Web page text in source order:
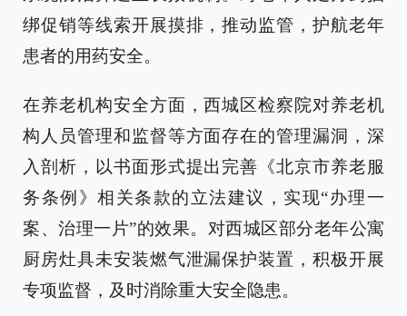
绑促销等线索开展摸排，推动监管，护航老年
患者的用药安全。
在养老机构安全方面，西城区检察院对养老机
构人员管理和监督等方面存在的管理漏洞，深
入剖析，以书面形式提出完善《北京市养老服
务条例》相关条款的立法建议，实现“办理一
案、治理一片”的效果。对西城区部分老年公寓
厨房灶具未安装燃气泄漏保护装置，积极开展
专项监督，及时消除重大安全隐患。